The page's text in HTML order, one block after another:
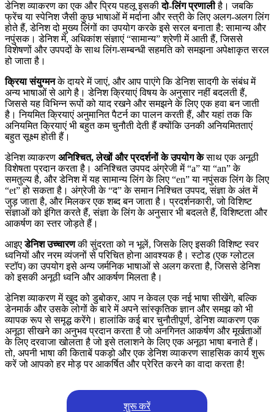
डेनिश व्याकरण का एक और प्रिय पहलू इसकीदो-लिंग प्रणालीहै। जबकि
फ्रेंच या स्पेनिश जैसी कुछ भाषाओं में मर्दाना और स्त्री के लिए अलग-अलग लिंग
होते हैं, डेनिश दो मुख्य लिंगों का उपयोग करके इसे सरल बनाता है: सामान्य और
नपुंसक। डेनिश में, अधिकांश संज्ञाएं “सामान्य” श्रेणी में आती हैं, जिससे
विशेषणों और उपपदों के साथ लिंग-सम्बन्धी सहमति को समझना अपेक्षाकृत सरल
हो जाता है।
क्रिया संयुग्मनके दायरे में जाएं, और आप पाएंगे कि डेनिश सादगी के संबंध में
अन्य भाषाओं से आगे है। डेनिश क्रियाएं विषय के अनुसार नहीं बदलती हैं,
जिससे यह विभिन्न रूपों को याद रखने और समझने के लिए एक हवा बन जाती
है। नियमित क्रियाएं अनुमानित पैटर्न का पालन करती हैं, और यहां तक कि
अनियमित क्रियाएं भी बहुत कम चुनौती देती हैं क्योंकि उनकी अनियमितताएं
बहुत सूक्ष्म होती हैं।
डेनिश व्याकरण अनिश्चित, लेखों और प्रदर्शनों के उपयोग केसाथ एक अनूठी
विशेषता प्रदान करता है। अनिश्चित उपपद अंग्रेजी में “a” या “an” के
समतुल्य है, और डेनिश में यह सामान्य लिंग के लिए “en” या नपुंसक लिंग के लिए
“et” हो सकता है। अंग्रेजी के “द” के समान निश्चित उपपद, संज्ञा के अंत में
जुड़ जाता है, और मिलकर एक शब्द बन जाता है। प्रदर्शनकारी, जो विशिष्ट
संज्ञाओं को इंगित करते हैं, संज्ञा के लिंग के अनुसार भी बदलते हैं, विशिष्टता और
आकर्षण का स्तर जोड़ते हैं।
आइएडेनिश उच्चारणकी सुंदरता को न भूलें, जिसके लिए इसकी विशिष्ट स्वर
ध्वनियों और नरम व्यंजनों से परिचित होना आवश्यक है। स्टोड (एक ग्लोटल
स्टॉप) का उपयोग इसे अन्य जर्मनिक भाषाओं से अलग करता है, जिससे डेनिश
को इसकी अनूठी ध्वनि और आकर्षण मिलता है।
डेनिश व्याकरण में खुद को डुबोकर, आप न केवल एक नई भाषा सीखेंगे, बल्कि
डेनमार्क और उसके लोगों के बारे में अपने सांस्कृतिक ज्ञान और समझ को भी
व्यापक रूप से समृद्ध करेंगे। हालांकि कई बार चुनौतीपूर्ण, डेनिश व्याकरण एक
अनूठा सीखने का अनुभव प्रदान करता है जो अनगिनत आकर्षण और मूर्खताओं
के लिए दरवाजा खोलता है जो इसे तलाशने के लिए एक अनूठा भाषा बनाते हैं।
तो, अपनी भाषा की किताबें पकड़ो और एक डेनिश व्याकरण साहसिक कार्य शुरू
करें जो आपको हर मोड़ पर आकर्षित और प्रेरित करने का वादा करता है!
शुरू करें